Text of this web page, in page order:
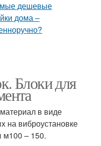
Блоки для
в виде
на виброустановке
м100 – 150.